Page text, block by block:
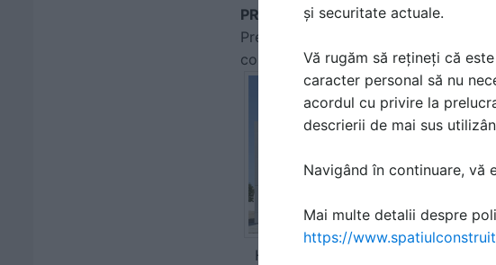
PROIECTE DE REFERINTA
Prezentam mai jos cateva dintre
contactati echipa locala.
Hydra Parking House, Denmark -
și securitate actuale.
Vă rugăm să rețineți că
caracter personal să nu
acordul cu privire la
descrierii de mai sus
Navigând în continuare,
Mai multe detalii despre
https://